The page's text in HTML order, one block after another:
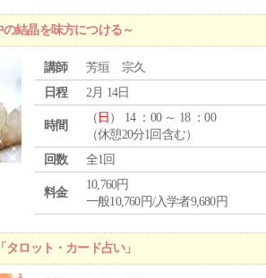
結晶を味方につける～
講師
芳垣 宗久
日程
2月 14日
時間
（ 日 ） 14 ：00 ～ 18 ：00
（休憩20分1回含む）
回数
全1回
料金
10,760円
一般10,760円/入学者9,680円
ロット・カード占い」